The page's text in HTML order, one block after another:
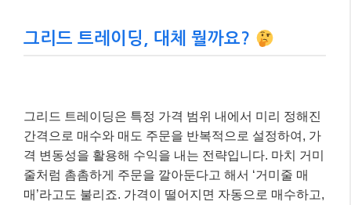
그리드 트레이딩, 대체 뭘까요?
그리드 트레이딩은 특정 가격 범위 내에서 미리 정해진
간격으로 매수와 매도 주문을 반복적으로 설정하여, 가
격 변동성을 활용해 수익을 내는 전략입니다. 마치 거미
줄처럼 촘촘하게 주문을 깔아둔다고 해서 ‘거미줄 매
매’라고도 불리죠. 가격이 떨어지면 자동으로 매수하고,